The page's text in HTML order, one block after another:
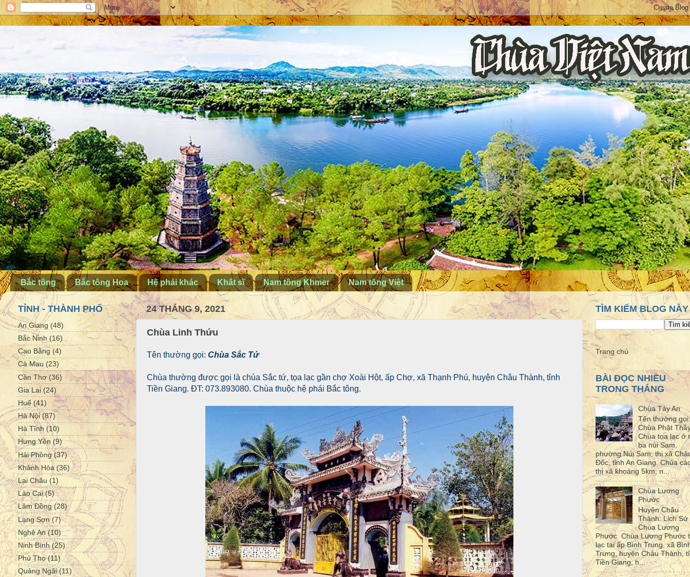
Bắc tông Bắc tông Hoa Hệ phái khác Khất sĩ Nam tông Khmer Nam tông Việt
24 THÁNG 9, 2021
Chùa Linh Thứu
Tên thường gọi: Chùa Sắc Tứ
Chùa thường được gọi là chùa Sắc tứ, tọa lạc gần chợ Xoài Hột, ấp Chợ, xã Thạnh Phú, huyện Châu Thành, tỉnh
Tiền Giang. ĐT: 073.893080. Chùa thuộc hệ phái Bắc tông.
TỈNH - THÀNH PHỐ
An Giang (48)
Bắc Ninh (16)
Cao Bằng (4)
Cà Mau (23)
Cần Thơ (36)
Gia Lai (24)
Huế (41)
Hà Nội (87)
Hà Tĩnh (10)
Hưng Yên (9)
Hải Phòng (37)
Khánh Hòa (36)
Lai Châu (1)
Lào Cai (5)
Lâm Đồng (28)
Lạng Sơn (7)
Nghệ An (10)
Ninh Bình (25)
Phú Thọ (11)
Quảng Ngãi (11)
TÌM KIẾM BLOG NÀY
Trang chủ
BÀI ĐỌC NHIỀU
TRONG THÁNG
Chùa Tây An
Tên thường gọi:
Chùa Phật
Chùa tọa lạc ở
ba núi Sam,
phường Núi Sam, thị xã
Đốc, tỉnh An Giang. Chùa
thị xã khoảng 5km, n...
Chùa Lương
Phước
Huyện Châu
Thành: Lịch Sử
Chùa Lương
Phước Chùa Lương Phước
lạc tại ấp Bình Trung, xã
Trưng, huyện Châu Thành,
Tiền Giang; h...